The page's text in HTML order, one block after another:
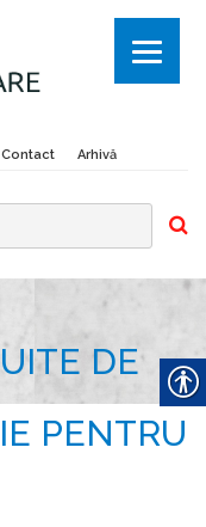
Contact Arhivă
DE
PENTRU